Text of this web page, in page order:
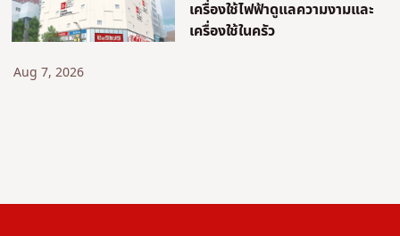
เครื่องใช้ไฟฟ้าดูแลความงามและ
เครื่องใช้ในครัว
Aug 7, 2026